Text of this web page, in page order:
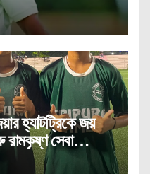
হ্যাটট্রিকে জয়
রামকৃষ্ণ সেবা